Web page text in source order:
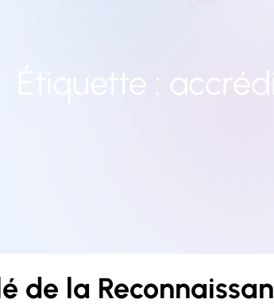
Étiquette :
de la